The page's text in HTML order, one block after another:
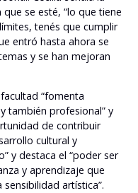
se esté, “lo que tiene
tenés que cumplir
entró hasta ahora se
y se han mejoran
“fomenta
también profesional” y
de contribuir
cultural y
y destaca el “poder ser
y aprendizaje que
artística”.